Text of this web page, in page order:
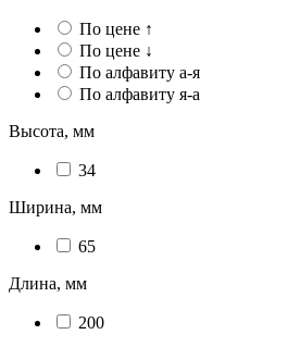
По цене ↑
По цене ↓
По алфавиту а-я
По алфавиту я-а
Высота, мм
34
Ширина, мм
65
Длина, мм
200